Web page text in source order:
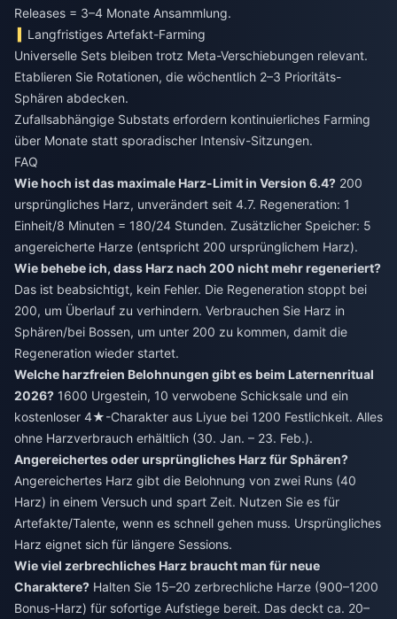
Releases = 3–4 Monate Ansammlung.
Langfristiges Artefakt-Farming
Universelle Sets bleiben trotz Meta-Verschiebungen relevant.
Etablieren Sie Rotationen, die wöchentlich 2–3 Prioritäts-
Sphären abdecken.
Zufallsabhängige Substats erfordern kontinuierliches Farming
über Monate statt sporadischer Intensiv-Sitzungen.
FAQ
Wie hoch ist das maximale Harz-Limit in Version 6.4? 200
ursprüngliches Harz, unverändert seit 4.7. Regeneration: 1
Einheit/8 Minuten = 180/24 Stunden. Zusätzlicher Speicher: 5
angereicherte Harze (entspricht 200 ursprünglichem Harz).
Wie behebe ich, dass Harz nach 200 nicht mehr regeneriert?
Das ist beabsichtigt, kein Fehler. Die Regeneration stoppt bei
200, um Überlauf zu verhindern. Verbrauchen Sie Harz in
Sphären/bei Bossen, um unter 200 zu kommen, damit die
Regeneration wieder startet.
Welche harzfreien Belohnungen gibt es beim Laternenritual
2026? 1600 Urgestein, 10 verwobene Schicksale und ein
kostenloser 4★-Charakter aus Liyue bei 1200 Festlichkeit. Alles
ohne Harzverbrauch erhältlich (30. Jan. – 23. Feb.).
Angereichertes oder ursprüngliches Harz für Sphären?
Angereichertes Harz gibt die Belohnung von zwei Runs (40
Harz) in einem Versuch und spart Zeit. Nutzen Sie es für
Artefakte/Talente, wenn es schnell gehen muss. Ursprüngliches
Harz eignet sich für längere Sessions.
Wie viel zerbrechliches Harz braucht man für neue
Charaktere? Halten Sie 15–20 zerbrechliche Harze (900–1200
Bonus-Harz) für sofortige Aufstiege bereit. Das deckt ca. 20–